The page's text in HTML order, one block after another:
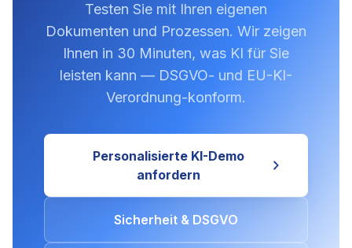
Testen Sie mit Ihren eigenen
Dokumenten und Prozessen. Wir zeigen
Ihnen in 30 Minuten, was KI für Sie
leisten kann — DSGVO- und EU-KI-
Verordnung-konform.
Personalisierte KI-Demo
anfordern
Sicherheit & DSGVO